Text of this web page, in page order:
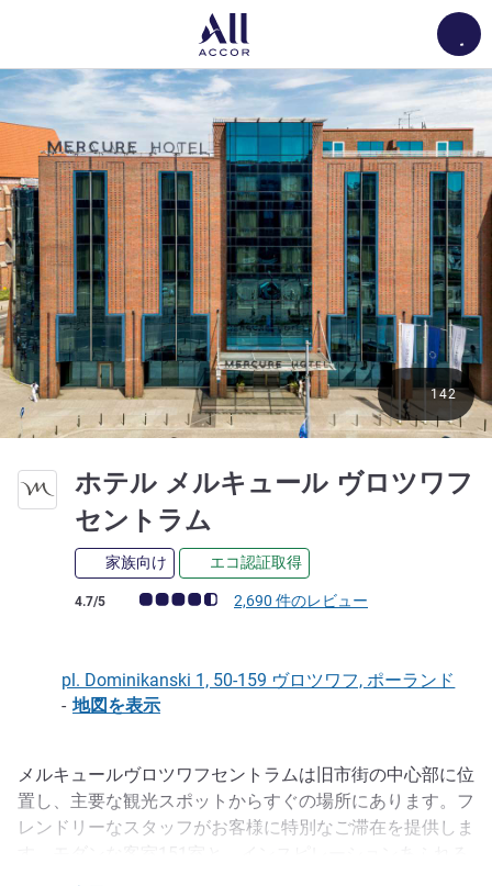
ホテル メルキュール ヴロツワフ
セントラム
家族向け エコ認証取得
お客さまの声 (確認済みレビュー アコーホテルズ)
4.7/5 2,690 件のレビュー
142
pl. Dominikanski 1, 50-159 ヴロツワフ, ポーランド
- 地図を表示
説明
メルキュールヴロツワフセントラムは旧市街の中心部に位
置し、主要な観光スポットからすぐの場所にあります。フ
レンドリーなスタッフがお客様に特別なご滞在を提供しま
テーマルームで、ゆったりとおくつろぎください。レスト